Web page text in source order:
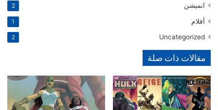
انميشن 2
أفلام 1
Uncategorized
2
مقالات ذات صلة